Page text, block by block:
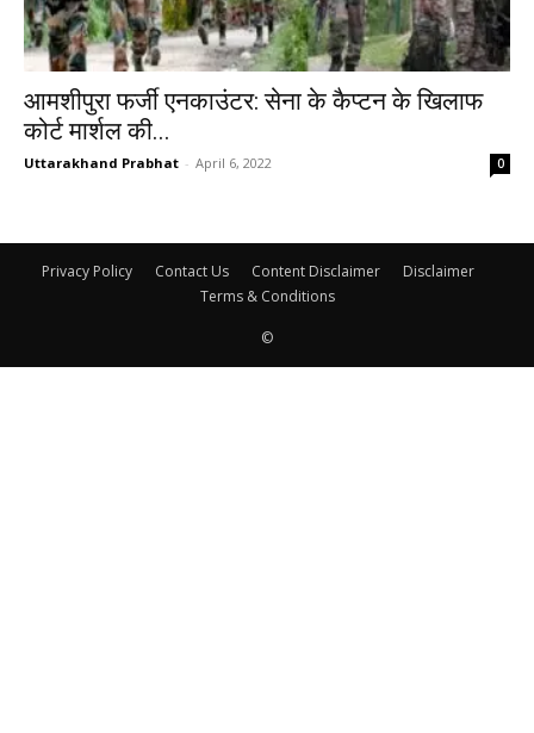
आमशीपुरा फर्जी एनकाउंटर: सेना के कैप्टन के खिलाफ
कोर्ट मार्शल की...
Uttarakhand Prabhat - April 6, 2022 0
Privacy Policy Contact Us Content Disclaimer
Disclaimer
Terms & Conditions
©